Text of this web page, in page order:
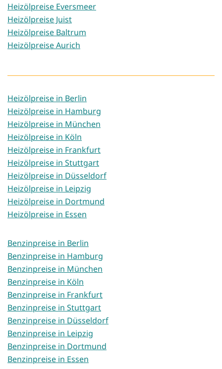
Heizölpreise Eversmeer
Heizölpreise Juist
Heizölpreise Baltrum
Heizölpreise Aurich
Heizölpreise in Berlin
Heizölpreise in Hamburg
Heizölpreise in München
Heizölpreise in Köln
Heizölpreise in Frankfurt
Heizölpreise in Stuttgart
Heizölpreise in Düsseldorf
Heizölpreise in Leipzig
Heizölpreise in Dortmund
Heizölpreise in Essen
Benzinpreise in Berlin
Benzinpreise in Hamburg
Benzinpreise in München
Benzinpreise in Köln
Benzinpreise in Frankfurt
Benzinpreise in Stuttgart
Benzinpreise in Düsseldorf
Benzinpreise in Leipzig
Benzinpreise in Dortmund
Benzinpreise in Essen